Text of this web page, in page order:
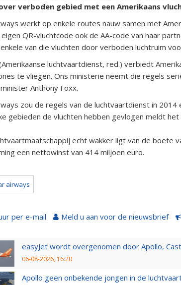
verboden gebied met een Amerikaans
werkt op enkele routes nauw samen met
QR-vluchtcode ook de AA-code van haar
van die vluchten door verboden luchtruim
(Amerikaanse luchtvaartdienst, red.) verbiedt
te vliegen. Ons ministerie neemt die regels
Anthony Foxx.
zou de regels van de luchtvaartdienst in
gebieden de vluchten hebben gevlogen meldt
echt wakker ligt van de boete
een nettowinst van 414 miljoen euro.
airways
per e-mail Meld u aan voor de nieuwsbrief
easyJet wordt overgenomen door Apollo,
06-08-2026, 16:20
Apollo geen onbekende jongen in de